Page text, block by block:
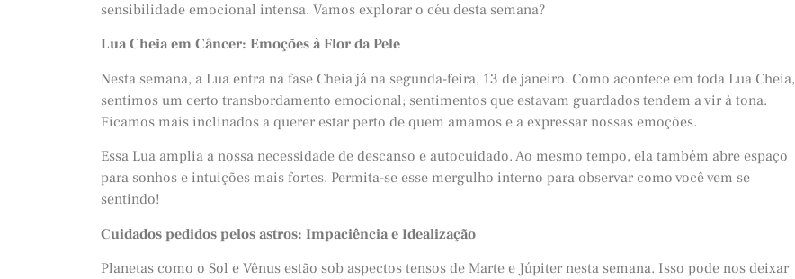
sensibilidade emocional intensa. Vamos explorar o céu desta semana?
Lua Cheia em Câncer: Emoções à Flor da Pele
Nesta semana, a Lua entra na fase Cheia já na segunda-feira, 13 de janeiro. Como acontece em toda Lua Cheia,
sentimos um certo transbordamento emocional; sentimentos que estavam guardados tendem a vir à tona.
Ficamos mais inclinados a querer estar perto de quem amamos e a expressar nossas emoções.
Essa Lua amplia a nossa necessidade de descanso e autocuidado. Ao mesmo tempo, ela também abre espaço
para sonhos e intuições mais fortes. Permita-se esse mergulho interno para observar como você vem se
sentindo!
Cuidados pedidos pelos astros: Impaciência e Idealização
Planetas como o Sol e Vênus estão sob aspectos tensos de Marte e Júpiter nesta semana. Isso pode nos deixar